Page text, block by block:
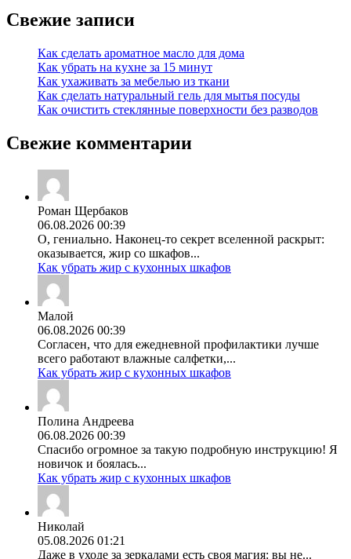
Свежие записи
Как сделать ароматное масло для дома
Как убрать на кухне за 15 минут
Как ухаживать за мебелью из ткани
Как сделать натуральный гель для мытья посуды
Как очистить стеклянные поверхности без разводов
Свежие комментарии
Роман Щербаков
06.08.2026 00:39
О, гениально. Наконец-то секрет вселенной раскрыт:
оказывается, жир со шкафов...
Как убрать жир с кухонных шкафов
Малой
06.08.2026 00:39
Согласен, что для ежедневной профилактики лучше
всего работают влажные салфетки,...
Как убрать жир с кухонных шкафов
Полина Андреева
06.08.2026 00:39
Спасибо огромное за такую подробную инструкцию! Я
новичок и боялась...
Как убрать жир с кухонных шкафов
Николай
05.08.2026 01:21
Даже в уходе за зеркалами есть своя магия: вы не...